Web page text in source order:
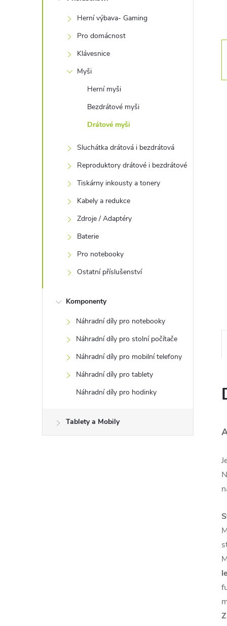
Herní výbava- Gaming
Pro domácnost
Klávesnice
Myši
Herní myši
Bezdrátové myši
Drátové myši
Sluchátka drátová i bezdrátová
Reproduktory drátové i bezdrátové
Tiskárny inkousty a tonery
Kabely a redukce
Zdroje / Adaptéry
Baterie
Pro notebooky
Ostatní příslušenství
Komponenty
Náhradní díly pro notebooky
Náhradní díly pro stolní počítače
Náhradní díly pro mobilní telefony
Náhradní díly pro tablety
Náhradní díly pro hodinky
Tablety a Mobily